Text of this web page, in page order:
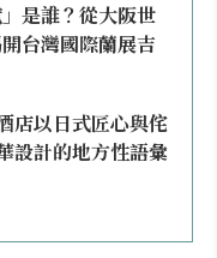
是誰？從大阪世
台灣國際蘭展吉
店以日式匠心與侘
設計的地方性語彙